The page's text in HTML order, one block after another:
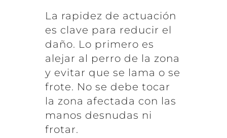
La rapidez de actuación
es clave para reducir el
daño. Lo primero es
alejar al perro de la zona
y evitar que se lama o se
frote. No se debe tocar
la zona afectada con las
manos desnudas ni
frotar.